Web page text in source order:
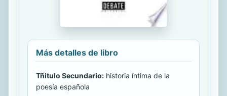
Más detalles de libro
Tñitulo Secundario: historia íntima de la
poesía española